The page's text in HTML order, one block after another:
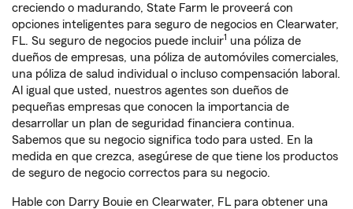
creciendo o madurando, State Farm le proveerá con
opciones inteligentes para seguro de negocios en Clearwater,
FL. Su seguro de negocios puede incluir1 una póliza de
dueños de empresas, una póliza de automóviles comerciales,
una póliza de salud individual o incluso compensación laboral.
Al igual que usted, nuestros agentes son dueños de
pequeñas empresas que conocen la importancia de
desarrollar un plan de seguridad financiera continua.
Sabemos que su negocio significa todo para usted. En la
medida en que crezca, asegúrese de que tiene los productos
de seguro de negocio correctos para su negocio.
Hable con Darry Bouie en Clearwater, FL para obtener una